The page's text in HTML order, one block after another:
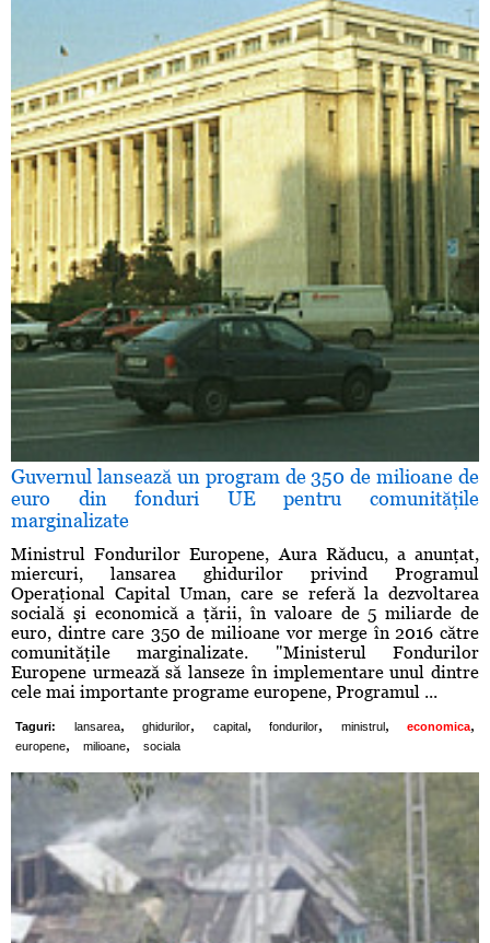
Guvernul lansează un program de 350 de milioane de
euro din fonduri UE pentru comunităţile
marginalizate
Ministrul Fondurilor Europene, Aura Răducu, a anunţat,
miercuri, lansarea ghidurilor privind Programul
Operaţional Capital Uman, care se referă la dezvoltarea
socială şi economică a ţării, în valoare de 5 miliarde de
euro, dintre care 350 de milioane vor merge în 2016 către
comunităţile marginalizate. "Ministerul Fondurilor
Europene urmează să lanseze în implementare unul dintre
cele mai importante programe europene, Programul ...
Taguri: lansarea, ghidurilor, capital, fondurilor, ministrul, economica,
europene, milioane, sociala